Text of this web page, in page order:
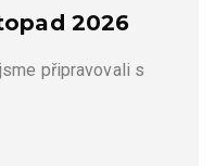
2026
připravovali s